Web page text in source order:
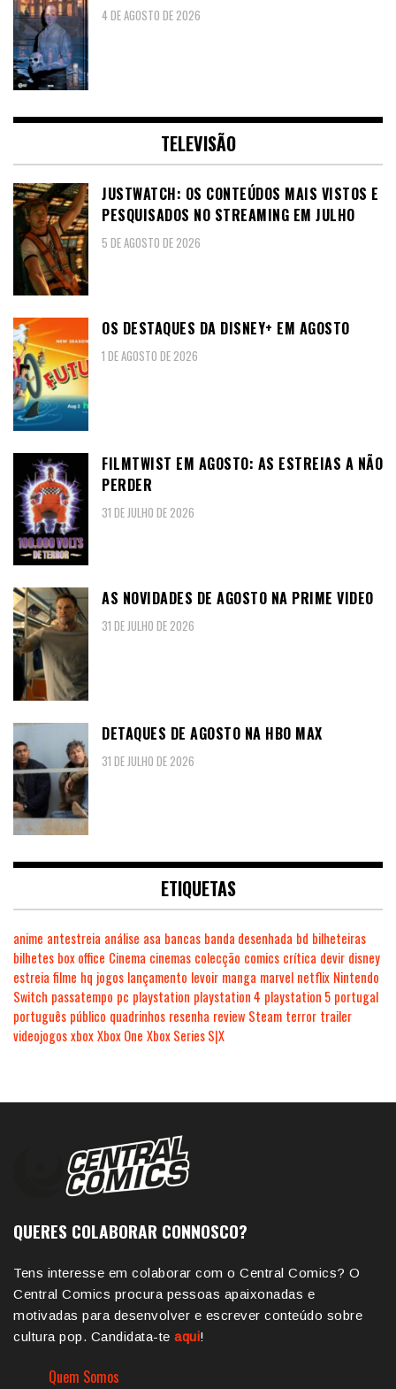
4 DE AGOSTO DE 2026
TELEVISÃO
JUSTWATCH: OS CONTEÚDOS MAIS VISTOS E
PESQUISADOS NO STREAMING EM JULHO
5 DE AGOSTO DE 2026
OS DESTAQUES DA DISNEY+ EM AGOSTO
1 DE AGOSTO DE 2026
FILMTWIST EM AGOSTO: AS ESTREIAS A NÃO
PERDER
31 DE JULHO DE 2026
AS NOVIDADES DE AGOSTO NA PRIME VIDEO
31 DE JULHO DE 2026
DETAQUES DE AGOSTO NA HBO MAX
31 DE JULHO DE 2026
ETIQUETAS
anime antestreia análise asa bancas banda desenhada bd bilheteiras
bilhetes box office Cinema cinemas colecção comics crítica devir disney
estreia filme hq jogos lançamento levoir manga marvel netflix Nintendo
Switch passatempo pc playstation playstation 4 playstation 5 portugal
português público quadrinhos resenha review Steam terror trailer
videojogosxboxXbox One Xbox Series S|X
QUERES COLABORAR CONNOSCO?
Tens interesse em colaborar com o Central Comics? O
Central Comics procura pessoas apaixonadas e
motivadas para desenvolver e escrever conteúdo sobre
cultura pop. Candidata-te aqui!
Quem Somos